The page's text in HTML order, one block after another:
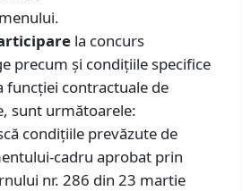
la concurs
precum şi condiţiile specifice
funcţiei contractuale de
sunt următoarele:
condiţiile prevăzute de
cadru aprobat prin
nr. 286 din 23 martie